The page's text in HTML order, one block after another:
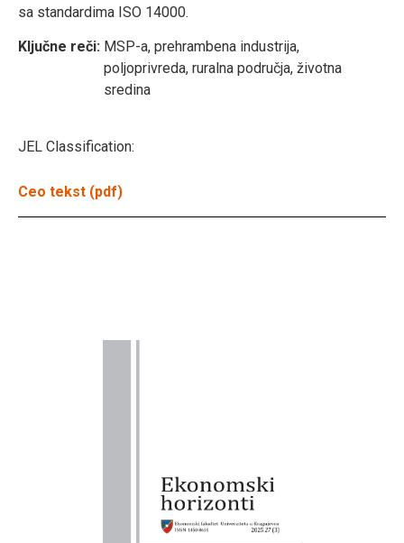
sa standardima ISO 14000.
Ključne reči: MSP-a, prehrambena industrija,
poljoprivreda, ruralna područja, životna
sredina
JEL Classification:
Ceo tekst (pdf)